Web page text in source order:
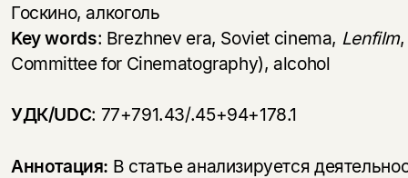
Госкино, алкоголь
Key words: Brezhnev era, Soviet cinema, Lenfilm
Committee for Cinematography), alcohol
УДК/UDC: 77+791.43/.45+94+178.1
Аннотация: В статье анализируется